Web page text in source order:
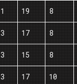
1 19 8
3 17 8
3 15 8
3 17 10